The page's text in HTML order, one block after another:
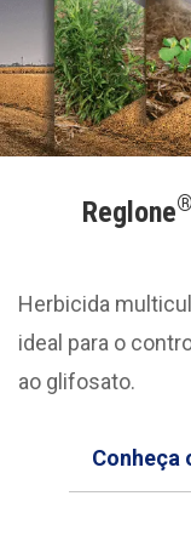
Reglone®
Herbicida
ideal para o
ao glifosato.
Conheça